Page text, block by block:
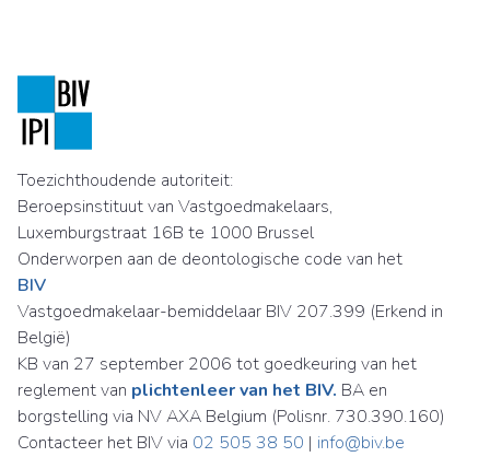
Toezichthoudende autoriteit:
Beroepsinstituut van Vastgoedmakelaars,
Luxemburgstraat 16B te 1000 Brussel
Onderworpen aan de deontologische code van het
BIV
Vastgoedmakelaar-bemiddelaar BIV 207.399 (Erkend in
België)
KB van 27 september 2006 tot goedkeuring van het
reglement van plichtenleer van het BIV. BA en
borgstelling via NV AXA Belgium (Polisnr. 730.390.160)
Contacteer het BIV via 02 505 38 50 | info@biv.be